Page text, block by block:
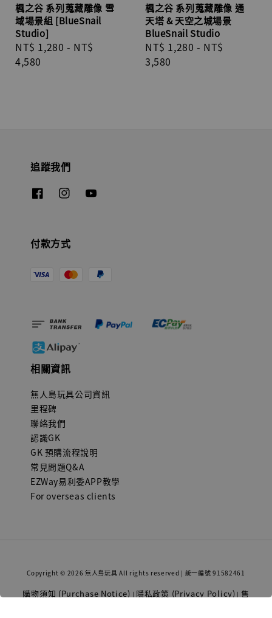
楓之谷 系列蒐藏雕像 雪
域場景組 [BlueSnail
Studio]
Regular
price
NT$ 1,280 - NT$
4,580
楓之谷 系列蒐藏雕像 通
天塔 & 天空之城場景
BlueSnail Studio
Regular
price
NT$ 1,280 - NT$
3,580
追蹤我們
付款方式
相關資訊
無人島玩具公司資訊
里程碑
聯絡我們
認識GK
GK 預購流程說明
常見問題Q&A
EZWay易利委APP教學
For overseas clients
Copyright © 2026 無人島玩具 All rights reserved | 統一編號 91582461
購物須知 (Purchase Notice) | 隱私政策 (Privacy Policy) | 售